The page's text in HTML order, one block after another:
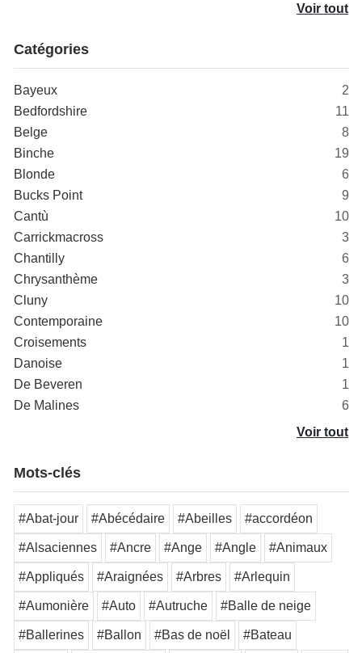
Voir tout
Catégories
Bayeux
2
Bedfordshire
11
Belge
8
Binche
19
Blonde
6
Bucks Point
9
Cantù
10
Carrickmacross
3
Chantilly
6
Chrysanthème
3
Cluny
10
Contemporaine
10
Croisements
1
Danoise
1
De Beveren
1
De Malines
6
Voir tout
Mots-clés
#Abat-jour #Abécédaire #Abeilles #accordéon
#Alsaciennes #Ancre #Ange #Angle #Animaux
#Appliqués #Araignées #Arbres #Arlequin
#Aumonière #Auto #Autruche #Balle de neige
#Ballerines #Ballon #Bas de noël #Bateau